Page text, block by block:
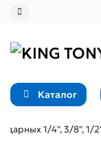
Каталог
1/4", 3/8", 1/